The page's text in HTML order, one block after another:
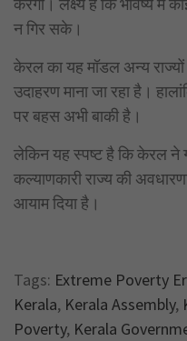
न गिर सके।
केरल का यह मॉडल अन्य
उदाहरण माना जा रहा है।
पर बहस अभी बाकी है।
लेकिन यह स्पष्ट है कि केरल ने
कल्याणकारी राज्य की
आयाम दिया है।
Tags: Extreme Poverty
Kerala, Kerala Assembly,
Poverty, Kerala